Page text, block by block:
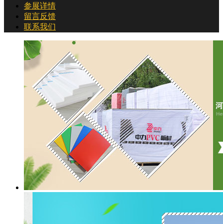
图库相册
新闻资讯
参展详情
联系我们
参展详情
留言反馈
联系我们